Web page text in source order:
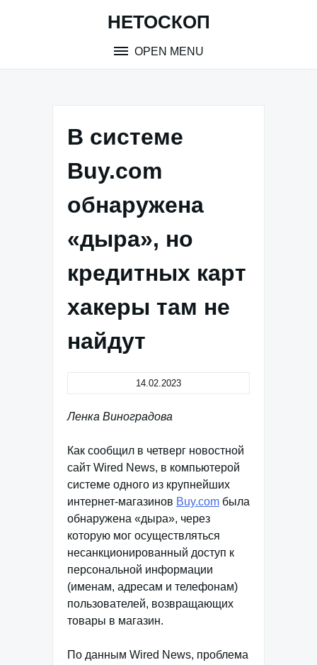
НЕТОСКОП
OPEN MENU
В системе
Buy.com
обнаружена
«дыра», но
кредитных карт
хакеры там не
найдут
14.02.2023
Ленка Виноградова
Как сообщил в четверг новостной
сайт Wired News, в компьютерой
системе одного из крупнейших
интернет-магазинов Buy.com была
обнаружена «дыра», через
которую мог осуществляться
несанкционированный доступ к
персональной информации
(именам, адресам и телефонам)
пользователей, возвращающих
товары в магазин.
По данным Wired News, проблема